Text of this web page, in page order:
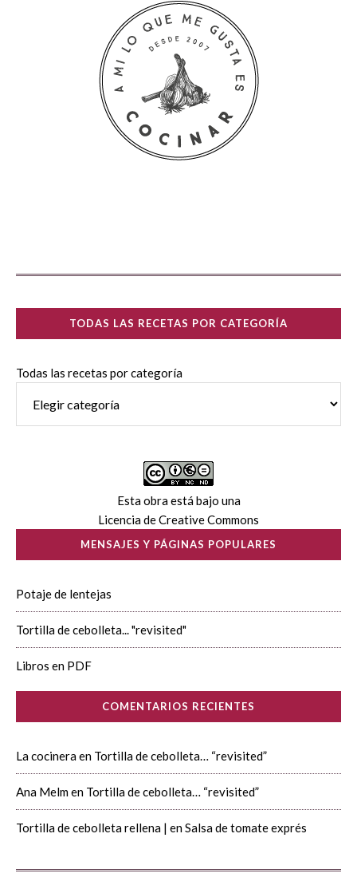
TODAS LAS RECETAS POR CATEGORÍA
Todas las recetas por categoría
Esta obra está bajo una
Licencia de Creative Commons
MENSAJES Y PÁGINAS POPULARES
Potaje de lentejas
Tortilla de cebolleta... "revisited"
Libros en PDF
COMENTARIOS RECIENTES
La cocineraen Tortilla de cebolleta… “revisited”
Ana Melmen Tortilla de cebolleta… “revisited”
Tortilla de cebolleta rellena | enSalsa de tomate exprés